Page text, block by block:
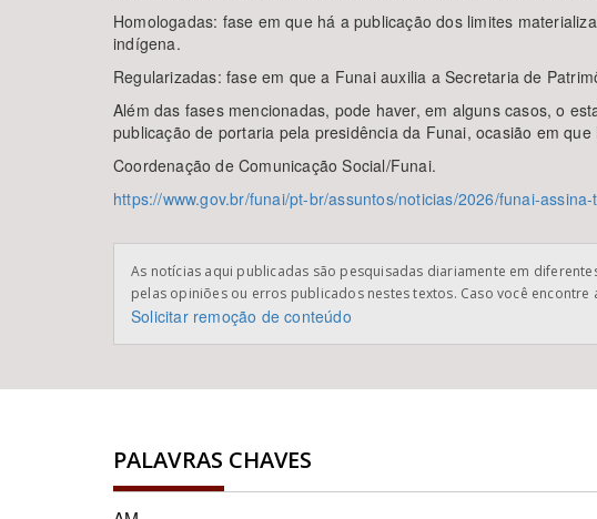
Homologadas: fase em que há a publicação dos limites
indígena.
Regularizadas: fase em que a Funai auxilia a Secretaria de
Além das fases mencionadas, pode haver, em alguns casos, o
publicação de portaria pela presidência da Funai, ocasião em
Coordenação de Comunicação Social/Funai.
https://www.gov.br/funai/pt-br/assuntos/noticias/2026/funai-
As notícias aqui publicadas são pesquisadas diariamente em
pelas opiniões ou erros publicados nestes textos. Caso você
Solicitar remoção de conteúdo
PALAVRAS CHAVES